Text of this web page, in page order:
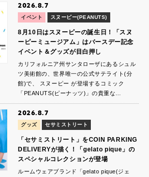
2026.8.7
イベント スヌーピー(PEANUTS)
8月10日はスヌーピーの誕生日！「スヌ
ーピーミュージアム」はバースデー記念
イベント＆グッズが目白押し
カリフォルニア州サンタローザにあるシュル
ツ美術館の、世界唯一の公式サテライト(分
館)で、 スヌーピー が登場するコミック
「PEANUTS(ピーナッツ)」の貴重な…
2026.8.7
グッズ セサミストリート
「セサミストリート」をCOIN PARKING
DELIVERYが描く！「gelato pique」の
スペシャルコレクションが登場
ルームウェアブランド「gelato pique(ジェ